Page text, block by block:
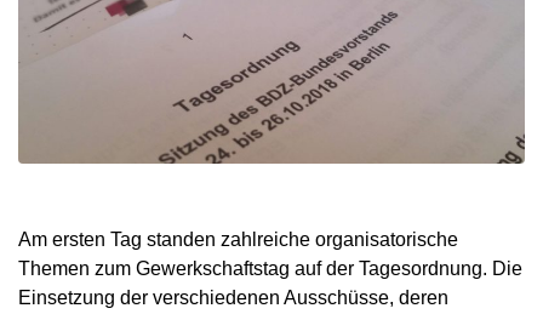
Am ersten Tag standen zahlreiche organisatorische
Themen zum Gewerkschaftstag auf der Tagesordnung. Die
Einsetzung der verschiedenen Ausschüsse, deren